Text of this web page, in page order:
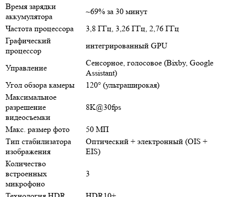
Время зарядки
аккумулятора
~69% за 30 минут
Частота процессора
3,8 ГГц, 3,26 ГГц, 2,76 ГГц
Графический
процессор
интегрированный GPU
Управление
Сенсорное, голосовое (Bixby, Google
Assistant)
Угол обзора камеры
120° (ультраширокая)
Максимальное
разрешение
видеосъемки
8K@30fps
Макс. размер фото
50 МП
Тип стабилизатора
изображения
Оптический + электронный (OIS +
EIS)
Количество
встроенных
микрофоно
3